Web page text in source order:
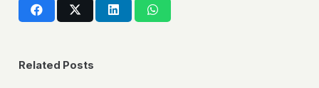
Related Posts